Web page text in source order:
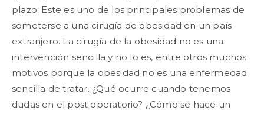
plazo: Este es uno de los principales problemas de
someterse a una cirugía de obesidad en un país
extranjero. La cirugía de la obesidad no es una
intervención sencilla y no lo es, entre otros muchos
motivos porque la obesidad no es una enfermedad
sencilla de tratar. ¿Qué ocurre cuando tenemos
dudas en el post operatorio? ¿Cómo se hace un